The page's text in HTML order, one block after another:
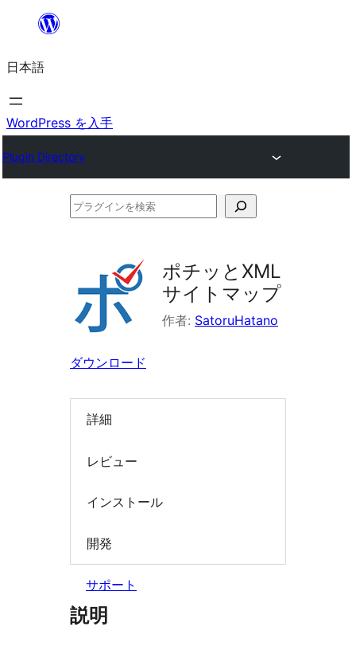
を
ス
キ
プ
日本語
WordPress を入手
Plugin Directory
プ
を
索
ポチッとXML
サイトマップ
作者: SatoruHatano
ダウンロード
詳細
レビュー
インストール
開発
サポート
説明